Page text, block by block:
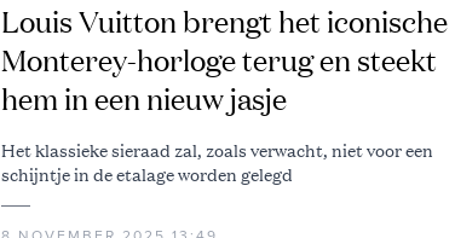
Louis Vuitton brengt het iconische
Monterey-horloge terug en steekt
hem in een nieuw jasje
Het klassieke sieraad zal, zoals verwacht, niet voor een
schijntje in de etalage worden gelegd